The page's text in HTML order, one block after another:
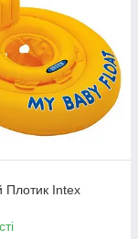
Плотик Intex